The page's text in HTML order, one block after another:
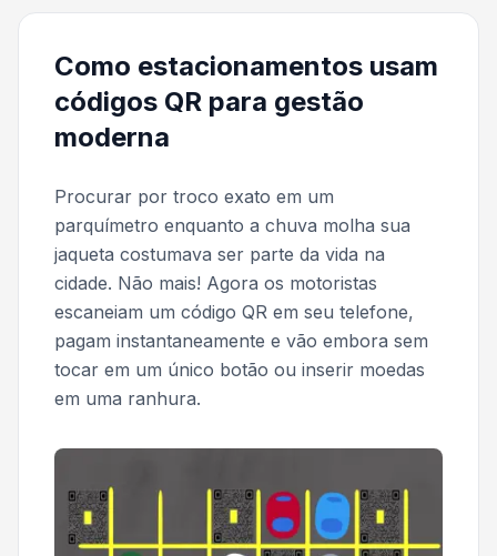
Como estacionamentos usam
códigos QR para gestão
moderna
Procurar por troco exato em um
parquímetro enquanto a chuva molha sua
jaqueta costumava ser parte da vida na
cidade. Não mais! Agora os motoristas
escaneiam um código QR em seu telefone,
pagam instantaneamente e vão embora sem
tocar em um único botão ou inserir moedas
em uma ranhura.